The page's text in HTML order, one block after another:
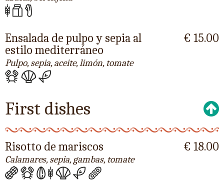
Ensalada de pulpo y sepia al
estilo mediterráneo
Pulpo, sepia, aceite, limón, tomate
€ 15.00
First dishes
Risotto de mariscos
Calamares, sepia, gambas, tomate
€ 18.00